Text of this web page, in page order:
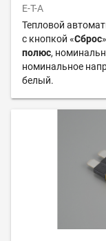
E-T-A
Тепловой
с кнопкой «Сброс
полюс,
номинальное
белый.